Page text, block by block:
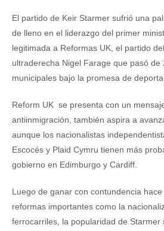
El partido de Keir Starmer sufrió una
de lleno en el liderazgo del primer
legitimada a Reformas UK, el partido
ultraderecha Nigel Farage que pasó de
municipales bajo la promesa de
Reform UK se presenta con un
antiinmigración, también aspira a
aunque los nacionalistas
Escocés y Plaid Cymru tienen más
gobierno en Edimburgo y Cardiff.
Luego de ganar con contundencia
reformas importantes como la
ferrocarriles, la popularidad de Starmer